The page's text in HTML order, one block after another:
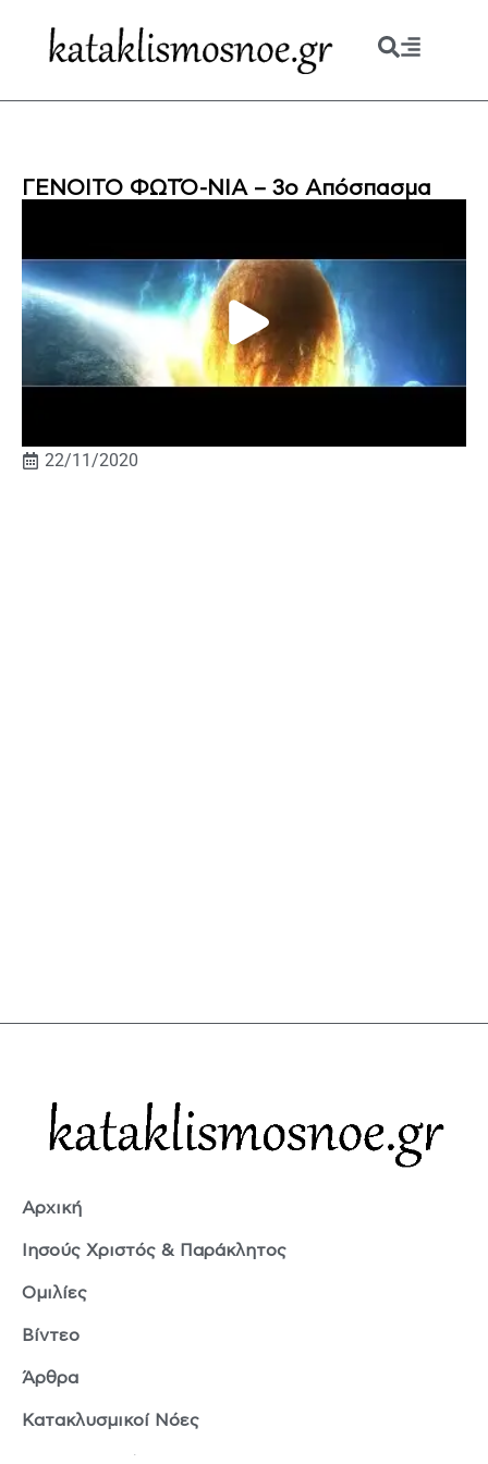
ΓΕΝΟΙΤΟ ΦΩΤΌ-ΝΙΑ – 3ο Απόσπασμα
22/11/2020
Αρχική
Ιησούς Χριστός & Παράκλητος
Ομιλίες
Βίντεο
Άρθρα
Κατακλυσμικοί Νόες